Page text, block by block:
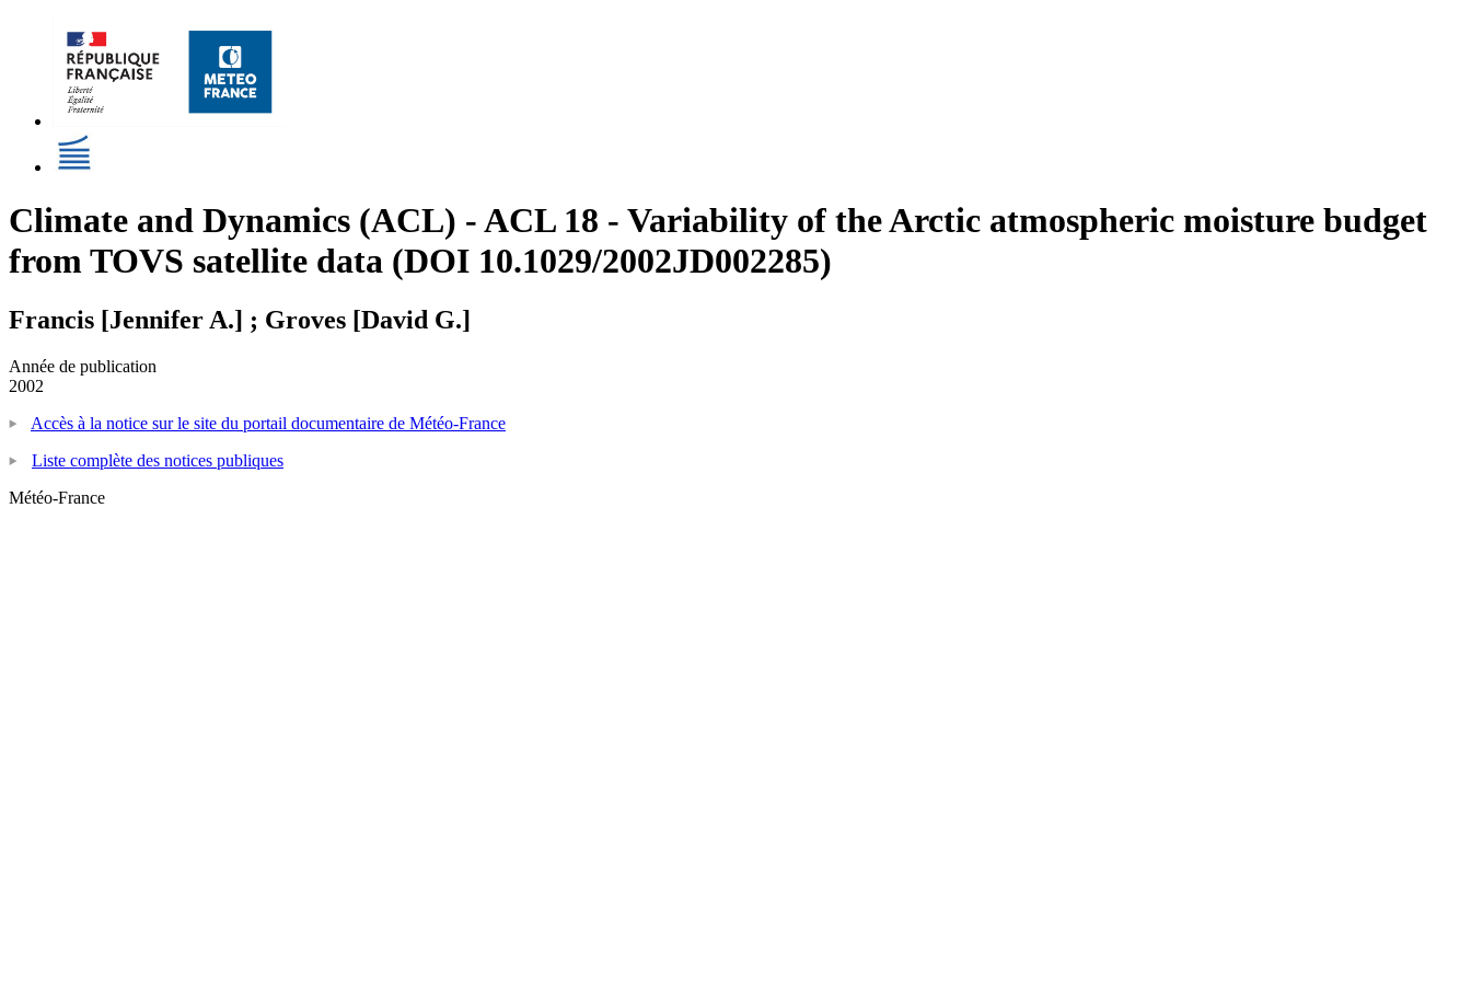
Climate and Dynamics (ACL) - ACL 18 - Variability of the Arctic atmospheric moisture budget
from TOVS satellite data (DOI 10.1029/2002JD002285)
Francis [Jennifer A.] ; Groves [David G.]
Année de publication
2002
Accès à la notice sur le site du portail documentaire de Météo-France
Liste complète des notices publiques
Météo-France